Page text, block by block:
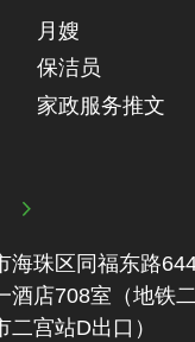
月嫂
保洁员
家政服务推文

海珠区同福东路
酒店708室（地铁‬
二‬宫站D出口）